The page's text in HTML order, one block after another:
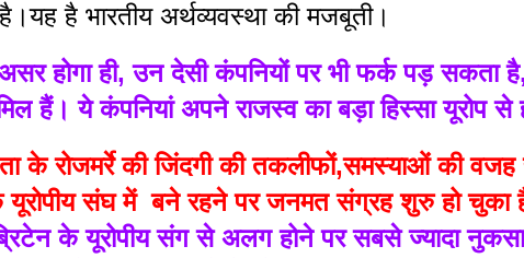
है भारतीय अर्थव्यवस्था की मजबूती।
होगा ही, उन देसी कंपनियों पर भी फर्क पड़ सकता
हैं। ये कंपनियां अपने राजस्व का बड़ा हिस्सा यूरोप
के रोजमर्रे की जिंदगी की तकलीफों,समस्याओं की
संघ में  बने रहने पर जनमत संग्रह शुरु हो चुका
के यूरोपीय संग से अलग होने पर सबसे ज्यादा